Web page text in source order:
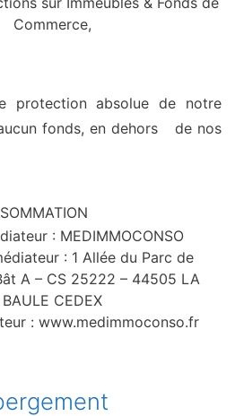
Commerce,
protection absolue de notre
fonds, en dehors de nos
: MEDIMMOCONSO
: 1 Allée du Parc de
A – CS 25222 – 44505 LA
BAULE CEDEX
: www.medimmoconso.fr